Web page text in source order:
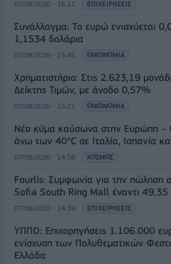
07/08/2026 - 16:11 ΕΠΙΧΕΙΡΗΣΕΙΣ
Συνάλλαγμα: Το ευρώ ενισχύεται
1,1534 δολάρια
07/08/2026 - 15:45 ΟΙΚΟΝΟΜΙΑ
Χρηματιστήριο: Στις 2.623,19
Δείκτης Τιμών, με άνοδο 0,57%
07/08/2026 - 15:21 ΟΙΚΟΝΟΜΙΑ
Νέο κύμα καύσωνα στην Ευρώπη –
άνω των 40°C σε Ιταλία, Ισπανία
07/08/2026 - 14:58 ΚΟΣΜΟΣ
Fourlis: Συμφωνία για την πώληση
Sofia South Ring Mall έναντι
07/08/2026 - 14:39 ΕΠΙΧΕΙΡΗΣΕΙΣ
ΥΠΠΟ: Επιχορηγήσεις 1.106.000
ενίσχυση των Πολυθεματικών
Ελλάδα